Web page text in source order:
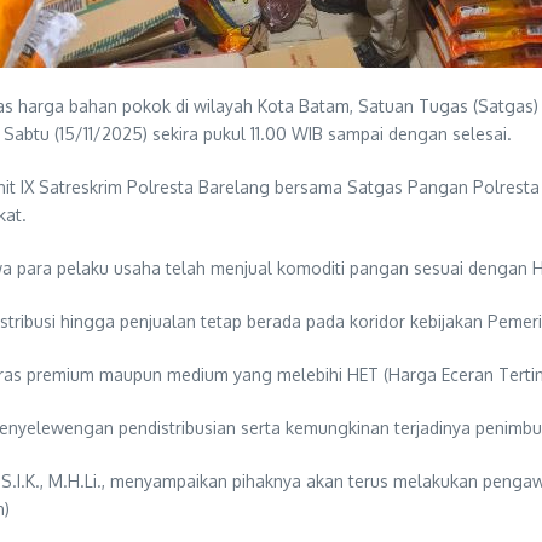
harga bahan pokok di wilayah Kota Batam, Satuan Tugas
(15/11/2025) sekira pukul 11.00 WIB sampai dengan selesai.
IX Satreskrim Polresta Barelang bersama Satgas Pangan
para pelaku usaha telah menjual komoditi pangan sesuai dengan
hingga penjualan tetap berada pada koridor kebijakan
premium maupun medium yang melebihi HET (Harga Eceran
pendistribusian serta kemungkinan terjadinya
M.H.Li., menyampaikan pihaknya akan terus melakukan